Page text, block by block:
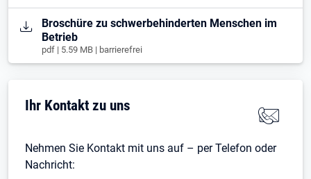
Öffnet in neuem Tab
Broschüre zu schwerbehinderten Menschen im
Betrieb
pdf | 5.59 MB | barrierefrei
Ihr Kontakt zu uns
Nehmen Sie Kontakt mit uns auf – per Telefon oder
Nachricht: